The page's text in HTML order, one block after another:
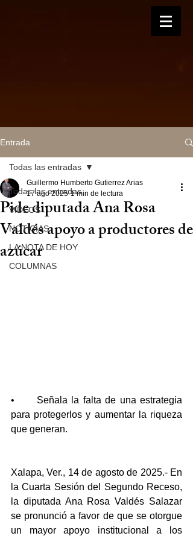
Entrada
Todas las entradas
VIDEOS
NOTICIAS
LA NOTA DE HOY
COLUMNAS
Todas las entradas
Pide diputada Ana Rosa
Valdés apoyo a productores de
azúcar
Guillermo Humberto Gutierrez Arias
17 ago 2025 1 min de lectura
•	Señala la falta de una estrategia
para protegerlos y aumentar la riqueza
que generan.
Xalapa, Ver., 14 de agosto de 2025.- En
la Cuarta Sesión del Segundo Receso,
la diputada Ana Rosa Valdés Salazar
se pronunció a favor de que se otorgue
un mayor apoyo institucional a los